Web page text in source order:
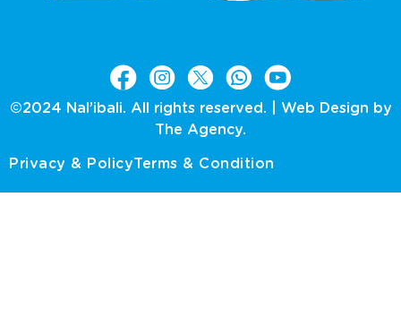
©2024 Nal’ibali. All rights reserved. | Web Design by
The Agency.
Privacy & PolicyTerms & Condition